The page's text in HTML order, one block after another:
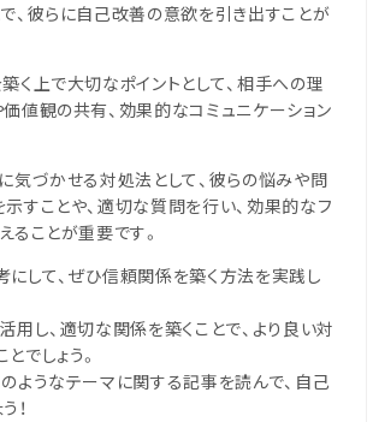
、彼らに自己改善の意欲を引き出すことが
く上で大切なポイントとして、相手への理
値観の共有、効果的なコミュニケーション
気づかせる対処法として、彼らの悩みや問
すことや、適切な質問を行い、効果的なフ
ることが重要です。
して、ぜひ信頼関係を築く方法を実践し
用し、適切な関係を築くことで、より良い対
でしょう。
ようなテーマに関する記事を読んで、自己
！